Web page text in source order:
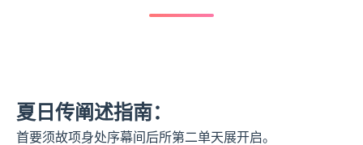
夏日传阐述指南：
首要须故项身处序幕间后所第二单天展开启。